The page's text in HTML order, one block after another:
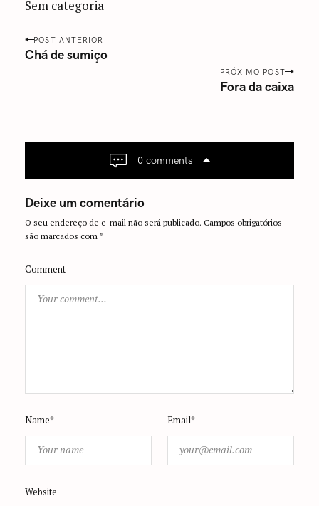
Sem categoria
P
o
v
t
i
o
POST ANTERIOR
Chá de sumiço
PRÓXIMO POST
Fora da caixa
0 comments
Deixe um comentário
O seu endereço de e-mail não será publicado. Campos obrigatórios
são marcados com*
Comment
Name* Email*
Website